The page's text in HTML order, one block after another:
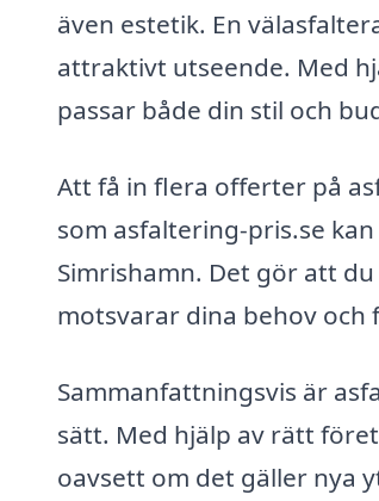
även estetik. En
attraktivt utseende. Med
passar både din stil och
Att få in flera offerter på
som asfaltering-pris.se
Simrishamn. Det gör att
motsvarar dina behov och
Sammanfattningsvis är
sätt. Med hjälp av rätt
oavsett om det gäller nya